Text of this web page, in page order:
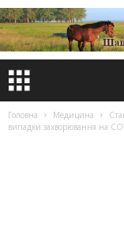
Головна Медицина
випадки захворювання на